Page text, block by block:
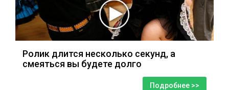
Ролик длится несколько секунд, а
смеяться вы будете долго
Подробнее >>